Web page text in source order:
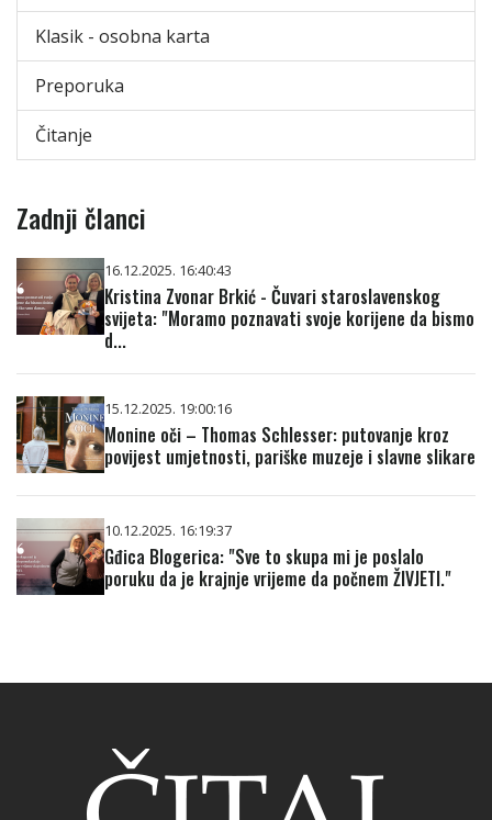
Klasik - osobna karta
Preporuka
Čitanje
Zadnji članci
16.12.2025. 16:40:43
Kristina Zvonar Brkić - Čuvari staroslavenskog
svijeta: "Moramo poznavati svoje korijene da bismo
d...
15.12.2025. 19:00:16
Monine oči – Thomas Schlesser: putovanje kroz
povijest umjetnosti, pariške muzeje i slavne slikare
10.12.2025. 16:19:37
Gđica Blogerica: "Sve to skupa mi je poslalo
poruku da je krajnje vrijeme da počnem ŽIVJETI."